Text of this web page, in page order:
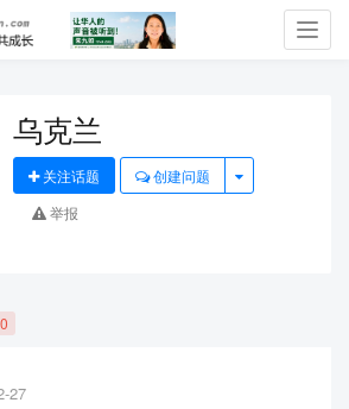
乌克兰
关注话题
创建问题
举报
0
27